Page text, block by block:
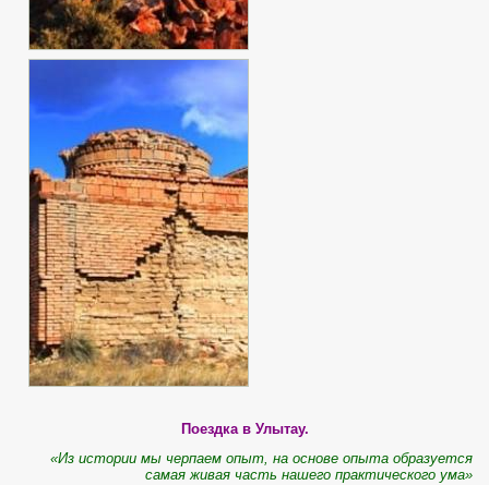
Поездка в Улытау.
«Из истории мы черпаем опыт, на основе опыта образуется
самая живая часть нашего практического ума»